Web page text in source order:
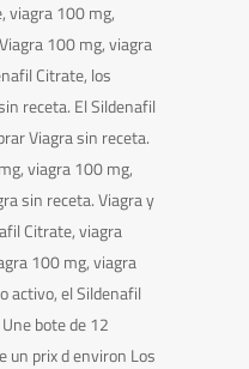
viagra 100 mg,
100 mg, viagra
Citrate, los
receta. El Sildenafil
Viagra sin receta.
viagra 100 mg,
sin receta. Viagra y
Citrate, viagra
100 mg, viagra
activo, el Sildenafil
bote de 12
un prix d environ Los